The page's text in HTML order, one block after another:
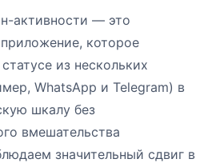
активности — это
которое
из нескольких
WhatsApp и Telegram) в
шкалу без
вмешательства
значительный сдвиг в